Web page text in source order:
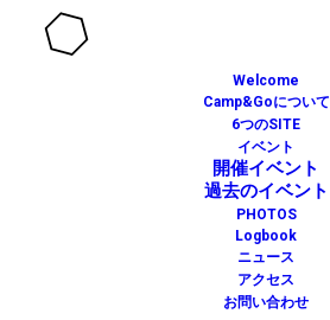
Welcome
Camp&Goについて
6つのSITE
イベント
開催イベント
過去のイベント
PHOTOS
Logbook
ニュース
アクセス
お問い合わせ